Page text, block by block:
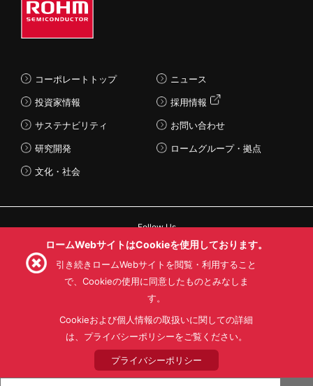
コーポレートトップ
投資家情報
サステナビリティ
研究開発
文化・社会
ニュース
採用情報
お問い合わせ
ロームグループ・拠点
Follow Us
利用目的
プライバシーポリシー
サイトマップ
ローム製品の販売に関する標準契約条件書(PDF)
© 1997 - 2026 ROHM CO., LTD. ALL RIGHTS RESERVED.
ロームWebサイトはCookieを使用しております。
引き続きロームWebサイトを閲覧・利用すること
で、Cookieの使用に同意したものとみなしま
す。
Cookieおよび個人情報の取扱いに関しての詳細
は、プライバシーポリシーをご覧ください。
プライバシーポリシー